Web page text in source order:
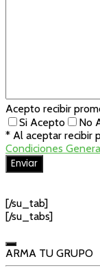
Acepto recibir
Si Acepto
No
* Al aceptar recibir
Condiciones
[/su_tab]
[/su_tabs]
ARMA TU GRUPO